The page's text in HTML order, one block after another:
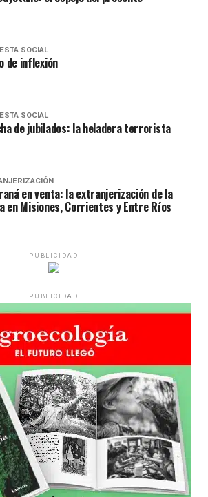
SOCIAL
de inflexión
SOCIAL
de jubilados: la heladera terrorista
en venta: la extranjerización de la
en Misiones, Corrientes y Entre Ríos
PUBLICIDAD
PUBLICIDAD